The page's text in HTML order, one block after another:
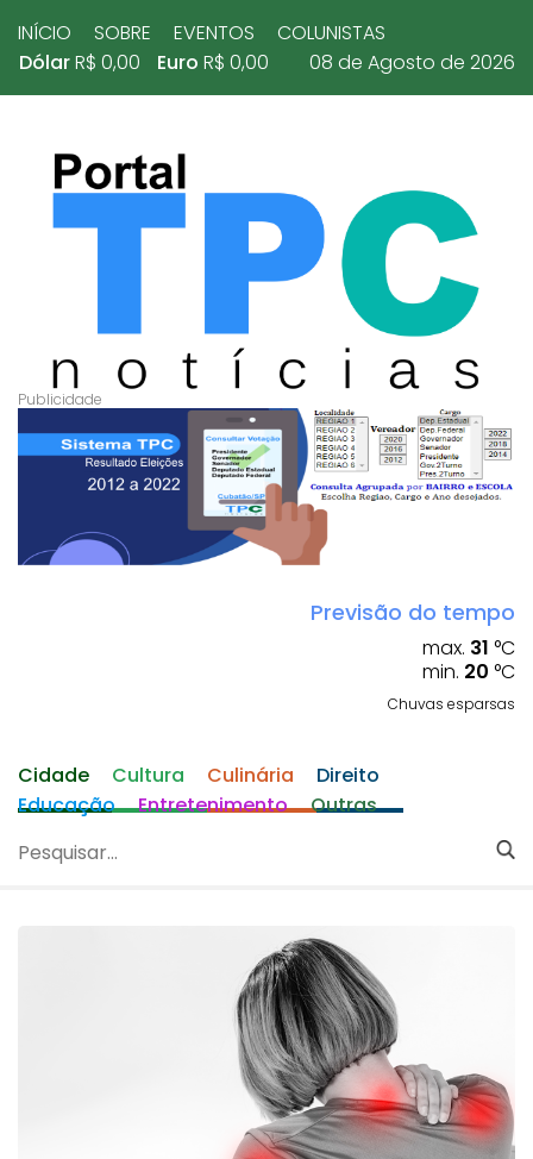
INÍCIO SOBRE EVENTOS
COLUNISTAS
DólarR$ 0,00 Euro R$ 0,00 08 de Agosto de 2026
Previsão do tempo
max. 31 °C
min. 20 °C
Chuvas esparsas
Cidade Cultura Culinária
Direito
Educação
Entretenimento Outras